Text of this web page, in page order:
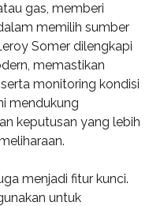
gas, memberi
memilih sumber
Somer dilengkapi
memastikan
monitoring kondisi
mendukung
keputusan yang lebih
menjadi fitur kunci.
untuk